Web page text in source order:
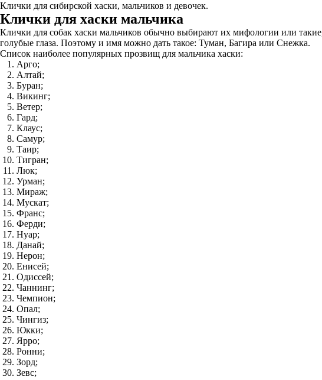
Клички для сибирской хаски, мальчиков и девочек.
Клички для хаски мальчика
Клички для собак хаски мальчиков обычно выбирают их мифологии или
голубые глаза. Поэтому и имя можно дать такое: Туман, Багира или Снежка.
Список наиболее популярных прозвищ для мальчика хаски:
Арго;
Алтай;
Буран;
Викинг;
Ветер;
Гард;
Клаус;
Самур;
Таир;
Тигран;
Люк;
Урман;
Мираж;
Мускат;
Франс;
Ферди;
Нуар;
Данай;
Нерон;
Енисей;
Одиссей;
Чаннинг;
Чемпион;
Опал;
Чингиз;
Юкки;
Ярро;
Ронни;
Зорд;
Зевс;